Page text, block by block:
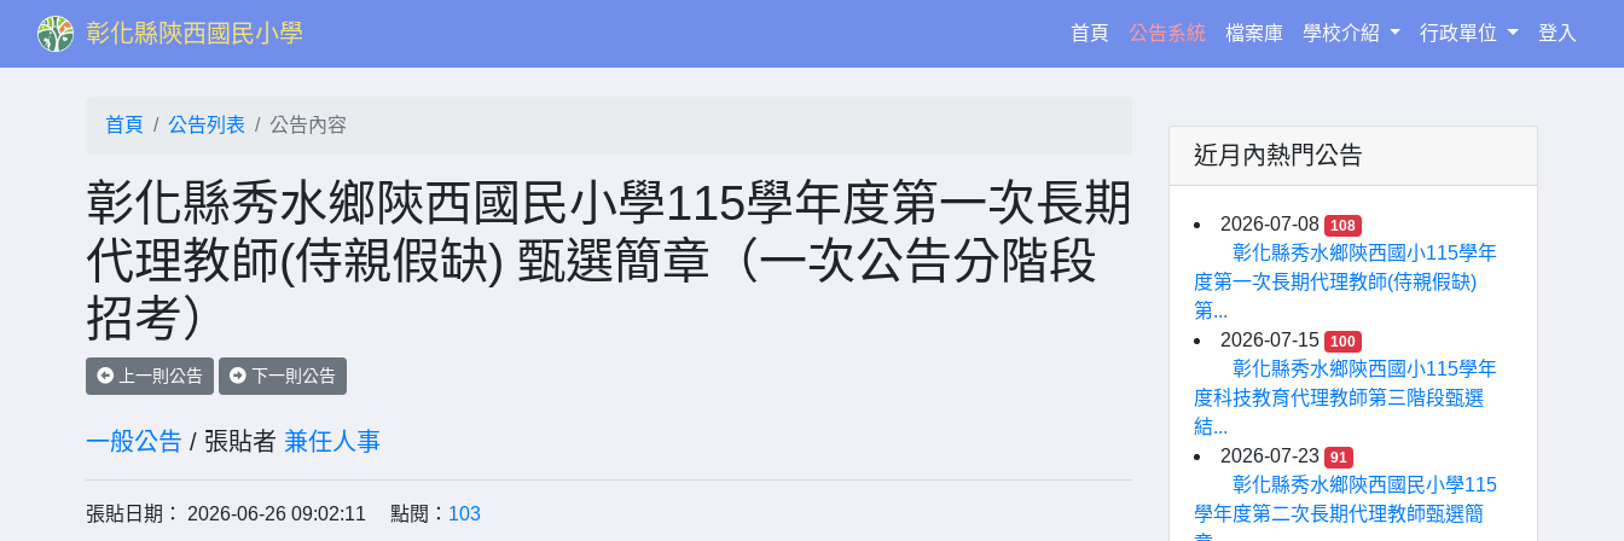
彰化縣陝西國民小學 首頁(current)
公告系統 檔案庫 學校介紹 行政單位 登入
首頁 公告列表 公告內容
彰化縣秀水鄉陝西國民小學115學年度第一次長期
代理教師(侍親假缺) 甄選簡章（一次公告分階段
招考）
上一則公告 下一則公告
一般公告 / 張貼者 兼任人事
張貼日期： 2026-06-26 09:02:11 點閱： 103
近月內熱門公告
2026-07-08 108
彰化縣秀水鄉陝西國小115學年
度第一次長期代理教師(侍親假缺)
第...
2026-07-15
100
彰化縣秀水鄉陝西國小115學年
度科技教育代理教師第三階段甄選
結...
2026-07-23
91
彰化縣秀水鄉陝西國民小學115
學年度第二次長期代理教師甄選簡